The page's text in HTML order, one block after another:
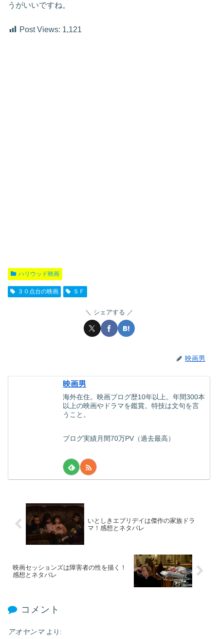
うがいいですね。
Post Views: 1,121
ハリウッド映画
３０点台の映画 ＳＦ
シェアする
映画男
映画男
海外在住。映画ブログ歴10年以上。年間300本
以上の映画やドラマを鑑賞。特技は文句を言
うこと。
ブログ実績月間70万PV（過去最高）
いとしきエブリデイは傑作の家族ドラ
マ！感想とネタバレ
映画セッションズは障害者の性を描く！
感想とネタバレ
コメント
アオヤンマ より: